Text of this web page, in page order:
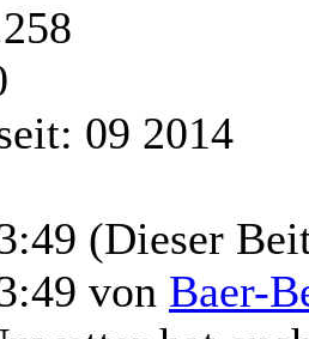
09 2014
(Dieser
von Baer-